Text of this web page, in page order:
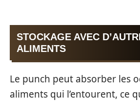
STOCKAGE AVEC
ALIMENTS
Le punch peut absorber les
aliments qui l’entourent, ce